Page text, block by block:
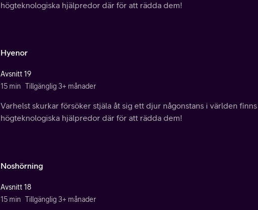
högteknologiska hjälpredor där för att rädda dem!
Hyenor
Avsnitt 19
15 min Tillgänglig 3+ månader
Varhelst skurkar försöker stjäla åt sig ett djur någonstans i världen
högteknologiska hjälpredor där för att rädda dem!
Noshörning
Avsnitt 18
15 min Tillgänglig 3+ månader